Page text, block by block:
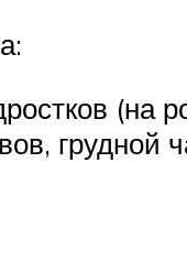
(на
грудной